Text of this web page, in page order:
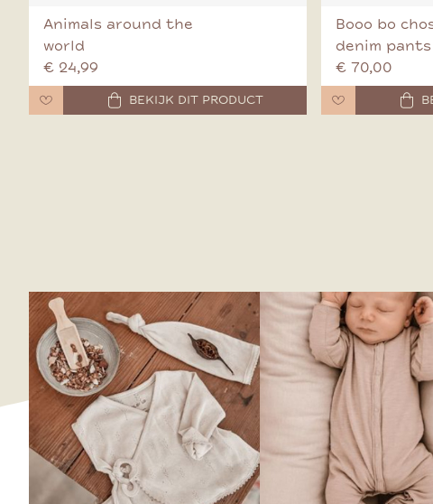
Animals around the
world
€ 24,99
BEKIJK DIT PRODUCT
Booo bo
denim pants
€ 70,00